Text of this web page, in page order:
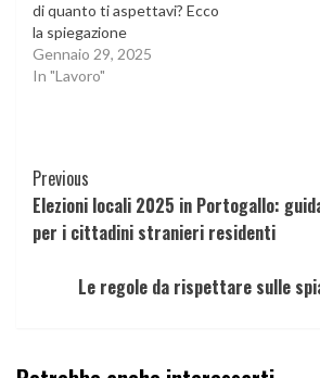
di quanto ti aspettavi? Ecco
la spiegazione
Gennaio 29, 2025
In "Lavoro"
Continue
Reading
Previous
Elezioni locali 2025 in Portogallo:
per i cittadini stranieri residenti
Le regole da rispettare sulle